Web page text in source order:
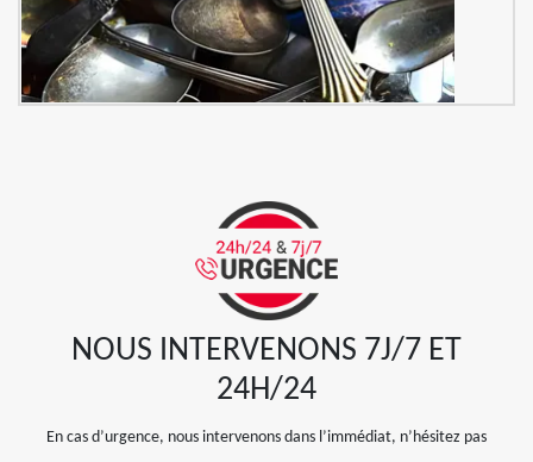
NOUS INTERVENONS 7J/7 ET
24H/24
En cas d’urgence, nous intervenons dans l’immédiat, n’hésitez pas